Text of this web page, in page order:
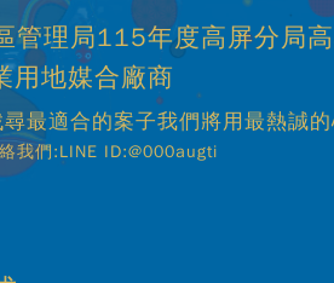
理局115年度高屏分局
用地媒合廠商
最適合的案子我們將用最熱誠的
我們:LINE ID:@000augti